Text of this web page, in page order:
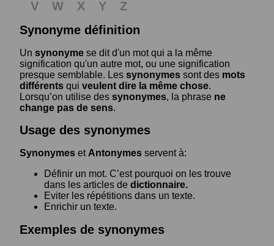
V W X Y
Z
Synonyme définition
Un synonyme se dit d'un mot qui a la même
signification qu'un autre mot, ou une signification
presque semblable. Les synonymes sont des mots
différents qui veulent dire la même chose.
Lorsqu’on utilise des synonymes, la phrase ne
change pas de sens.
Usage des synonymes
Synonymes et Antonymes servent à:
Définir un mot. C’est pourquoi on les trouve
dans les articles de dictionnaire.
Eviter les répétitions dans un texte.
Enrichir un texte.
Exemples de synonymes